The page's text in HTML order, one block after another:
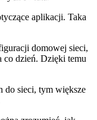
aplikacji. Taka
domowej sieci,
co dzień. Dzięki temu
do sieci, tym większe